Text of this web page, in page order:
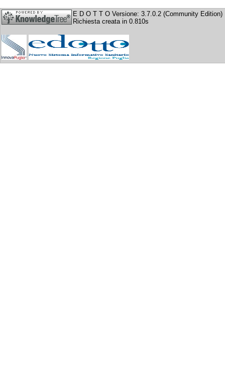
E D O T T O Versione: 3.7.0.2 (Community Edition)
Richiesta creata in 0.810s